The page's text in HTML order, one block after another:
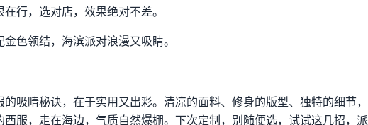
行，选对店，效果绝对不差。
金色领结，海滨派对浪漫又吸睛。
吸睛秘诀，在于实用又出彩。清凉的面料、修身的版型、独特的细节，
西服，走在海边，气质自然爆棚。下次定制，别随便选，试试这几招，派